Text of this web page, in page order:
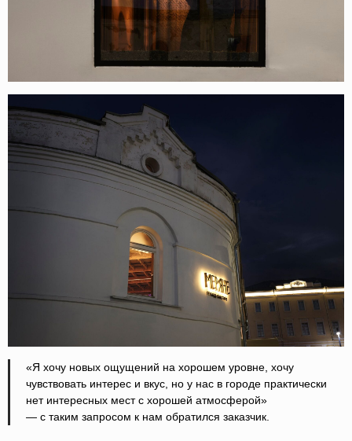
«Я хочу новых ощущений на хорошем уровне, хочу
чувствовать интерес и вкус, но у нас в городе практически
нет интересных мест с хорошей атмосферой»
— с таким запросом к нам обратился заказчик.